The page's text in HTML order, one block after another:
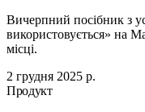
Вичерпний посібник з
використовується» на
місці.
2 грудня 2025 р.
Продукт